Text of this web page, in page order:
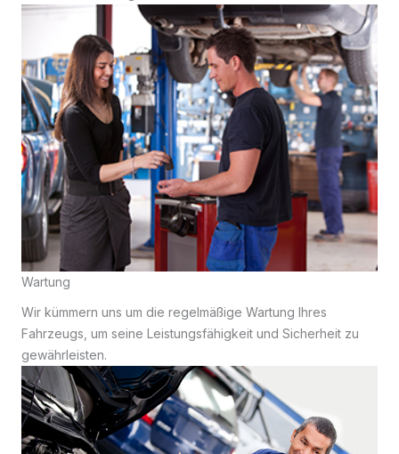
Wartung
Wir kümmern uns um die regelmäßige Wartung Ihres
Fahrzeugs, um seine Leistungsfähigkeit und Sicherheit zu
gewährleisten.